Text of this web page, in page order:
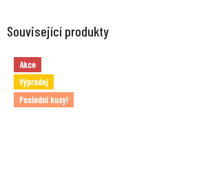
Související produkty
Akce
Výprodej
Poslední kusy!